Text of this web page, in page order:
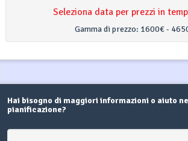
Seleziona data per prezzi in
Gamma di prezzo: 1600€ -
Hai bisogno di maggiori informazioni o aiuto
pianificazione?